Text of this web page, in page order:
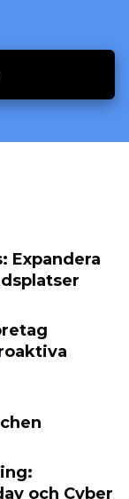
Expandera
och Cyber